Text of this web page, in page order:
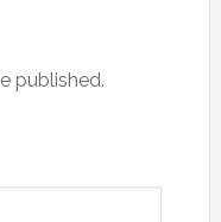
published.